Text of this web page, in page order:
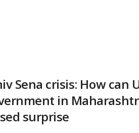
Sena crisis: How
in
surprise